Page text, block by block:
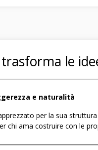
le
e naturalità
per la sua
chi ama costruire con le